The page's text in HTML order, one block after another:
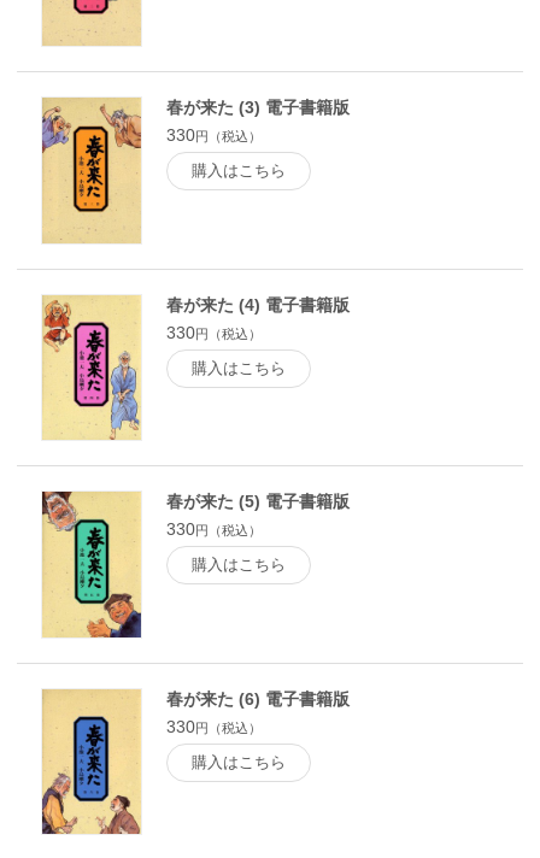
春が来た (3) 電子書籍版
330円（税込）
購入はこちら
春が来た (4) 電子書籍版
330円（税込）
購入はこちら
春が来た (5) 電子書籍版
330円（税込）
購入はこちら
春が来た (6) 電子書籍版
330円（税込）
購入はこちら